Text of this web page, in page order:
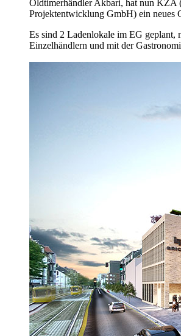
Oldtimerhändler Akbari, hat nun KZA
Projektentwicklung GmbH) ein neues
Es sind 2 Ladenlokale im EG geplant,
Einzelhändlern und mit der